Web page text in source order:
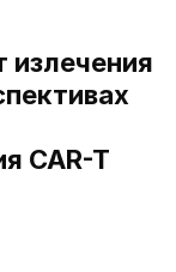
CAR-T